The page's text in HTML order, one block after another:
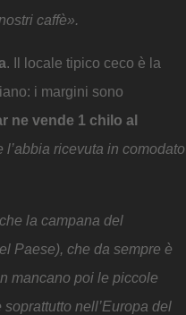
caffè».
. Il locale tipico ceco è la
i margini sono
ne vende 1 chilo al
ricevuta in comodato
la campana del
Paese), che da sempre è
mancano poi le piccole
nell’Europa del